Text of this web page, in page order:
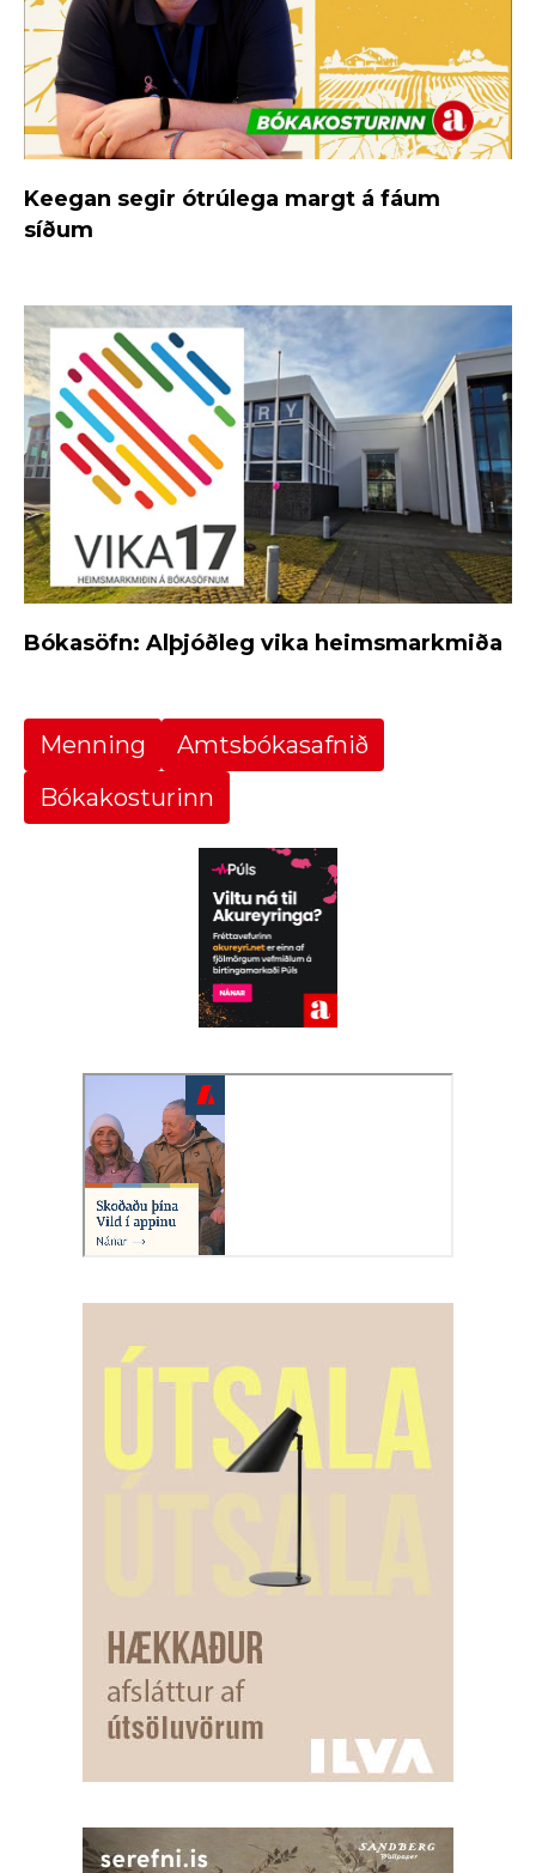
Keegan segir ótrúlega margt á fáum
síðum
Bókasöfn: Alþjóðleg vika heimsmarkmiða
Menning
Amtsbókasafnið
Bókakosturinn